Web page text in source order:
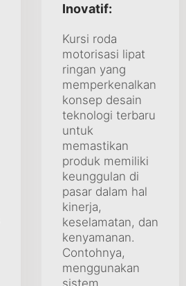
Inovatif:
Kursi roda
motorisasi lipat
ringan yang
memperkenalkan
konsep desain
teknologi terbaru
untuk
memastikan
produk memiliki
keunggulan di
pasar dalam hal
kinerja,
keselamatan, dan
kenyamanan.
Contohnya,
menggunakan
sistem